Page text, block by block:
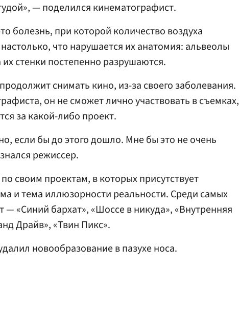
— поделился кинематографист.
болезнь, при которой количество воздуха
что нарушается их анатомия: альвеолы
стенки постепенно разрушаются.
снимать кино, из-за своего заболевания.
он не сможет лично участвовать в съемках,
за какой-либо проект.
если бы до этого дошло. Мне бы это не очень
режиссер.
своим проектам, в которых присутствует
и тема иллюзорности реальности. Среди самых
— «Синий бархат», «Шоссе в никуда», «Внутренняя
Драйв», «Твин Пикс».
новообразование в пазухе носа.